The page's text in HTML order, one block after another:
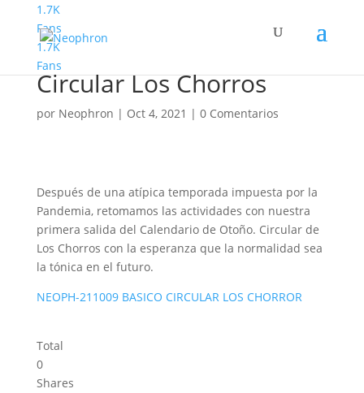
1.7K
Fans
1.7K
Fans
Senderismo Básico
Circular Los Chorros
por Neophron | Oct 4, 2021 | 0 Comentarios
Después de una atípica temporada impuesta por la
Pandemia, retomamos las actividades con nuestra
primera salida del Calendario de Otoño. Circular de
Los Chorros con la esperanza que la normalidad sea
la tónica en el futuro.
NEOPH-211009 BASICO CIRCULAR LOS CHORROR
Total
0
Shares